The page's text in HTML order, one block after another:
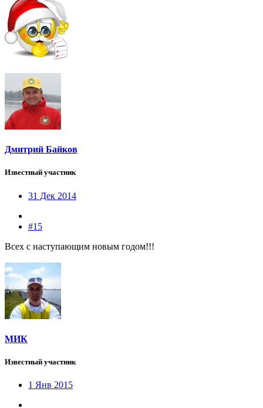
Дмитрий Байков
Известный участник
31 Дек 2014
#15
Всех с наступающим новым годом!!!
МИК
Известный участник
1 Янв 2015